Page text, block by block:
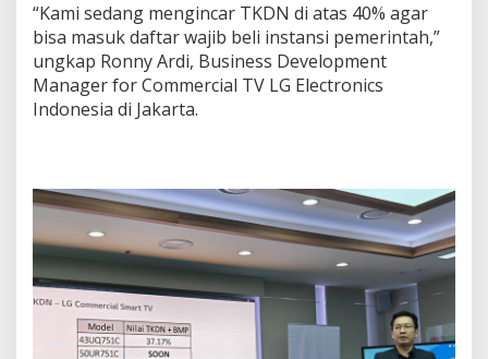
“Kami sedang mengincar TKDN di atas 40% agar
bisa masuk daftar wajib beli instansi pemerintah,”
ungkap Ronny Ardi, Business Development
Manager for Commercial TV LG Electronics
Indonesia di Jakarta.